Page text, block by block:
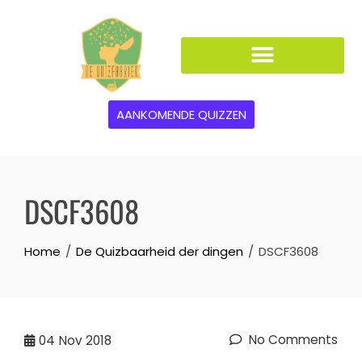
AANKOMENDE QUIZZEN
DSCF3608
Home De Quizbaarheid der dingen DSCF3608
04 Nov 2018 No Comments